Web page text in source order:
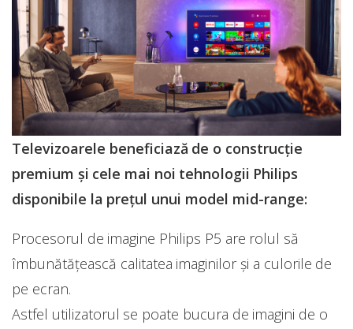
Televizoarele beneficiază de o construcție
premium și cele mai noi tehnologii Philips
disponibile la prețul unui model mid-range:
Procesorul de imagine Philips P5 are rolul să
îmbunătățească calitatea imaginilor și a culorile de
pe ecran.
Astfel utilizatorul se poate bucura de imagini de o